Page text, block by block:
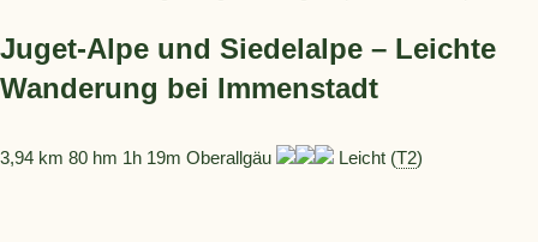
Juget-Alpe und Siedelalpe – Leichte
Wanderung bei Immenstadt
3,94 km 80 hm 1h 19m Oberallgäu Leicht (T2)